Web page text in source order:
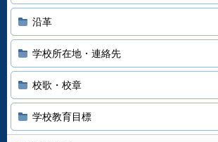
沿革
学校所在地・連絡先
校歌・校章
学校教育目標